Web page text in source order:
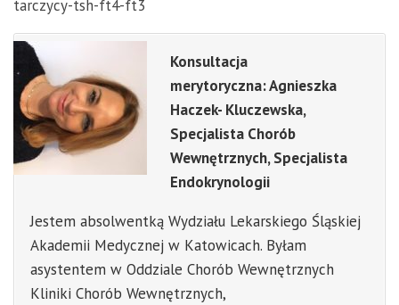
tarczycy-tsh-ft4-ft3
Konsultacja
merytoryczna: Agnieszka
Haczek- Kluczewska,
Specjalista Chorób
Wewnętrznych, Specjalista
Endokrynologii
Jestem absolwentką Wydziału Lekarskiego Śląskiej
Akademii Medycznej w Katowicach. Byłam
asystentem w Oddziale Chorób Wewnętrznych
Kliniki Chorób Wewnętrznych,